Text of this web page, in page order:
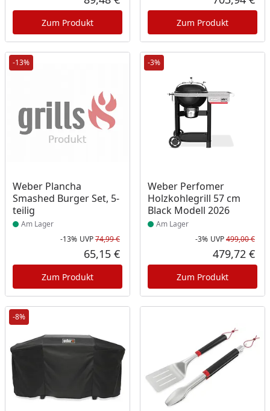
Aktueller Preis
Zum Produkt Zum Produkt
-13%
Weber Plancha
Smashed Burger Set, 5-
teilig
Produkt am Lager
Am Lager
Rabatt in Prozent
-13%
Ursprünglicher Preis
UVP74,99 €
Aktueller Preis
65,15 €
Zum Produkt
-3%
Weber Perfomer
Holzkohlegrill 57 cm
Black Modell 2026
Produkt am Lager
Am Lager
-3% UVP499,00 €
479,72 €
Zum Produkt
-8%